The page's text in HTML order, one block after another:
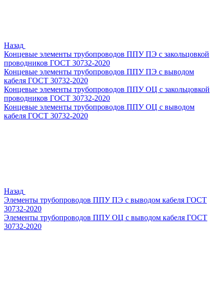
Назад
Концевые элементы трубопроводов ППУ ПЭ с закольцовкой
проводников ГОСТ 30732-2020
Концевые элементы трубопроводов ППУ ПЭ с выводом
кабеля ГОСТ 30732-2020
Концевые элементы трубопроводов ППУ ОЦ с закольцовкой
проводников ГОСТ 30732-2020
Концевые элементы трубопроводов ППУ ОЦ с выводом
кабеля ГОСТ 30732-2020
Назад
Элементы трубопроводов ППУ ПЭ с выводом кабеля ГОСТ
30732-2020
Элементы трубопроводов ППУ ОЦ с выводом кабеля ГОСТ
30732-2020